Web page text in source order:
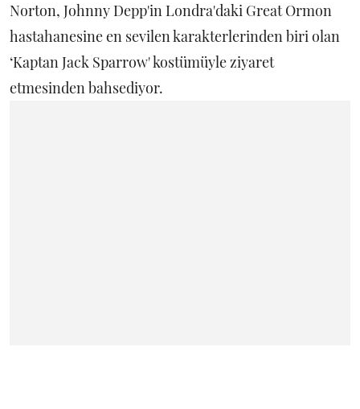
Norton, Johnny Depp'in Londra'daki Great Ormon
hastahanesine en sevilen karakterlerinden biri olan
‘Kaptan Jack Sparrow' kostümüyle ziyaret
etmesinden bahsediyor.